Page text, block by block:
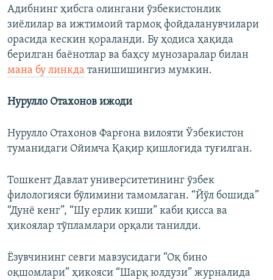
Адибнинг ҳибсга олингани ўзбекистонлик
зиёлилар ва ижтимоий тармоқ фойдаланувчилари
орасида кескин қораланди. Бу ҳодиса ҳақида
берилган баёнотлар ва баҳсу мунозаралар билан
мана бу линкда танишишингиз мумкин.
Нурулло Отахонов ижоди
Нурулло Отахонов Фарғона вилояти Ўзбекистон
туманидаги Ойимча Қақир қишлоғида туғилган.
Тошкент Давлат университетининг ўзбек
филологияси бўлимини тамомлаган. “Йўл бошида”
“Дунё кенг”, “Шу ерлик киши” каби қисса ва
ҳикоялар тўпламлари орқали танилди.
Ëзувчининг севги мавзусидаги “Оқ бино
оқшомлари” ҳикояси “Шарқ юлдузи” журналида